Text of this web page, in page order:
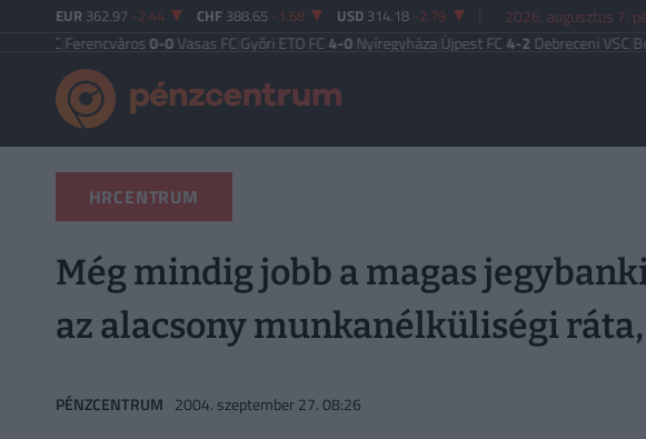
EUR 362.97 -2.44 CHF 388.65 -1.68 USD 314.18 -2.79 2026. augusztus 7.
Ferencváros0-0Vasas FC|Győri ETO FC4-0Nyíregyháza|Újpest FC4-2Debreceni VSC|Budapest
HRCENTRUM
Még mindig jobb a magas
az alacsony munkanélküliségi
PÉNZCENTRUM 2004. szeptember 27. 08:26